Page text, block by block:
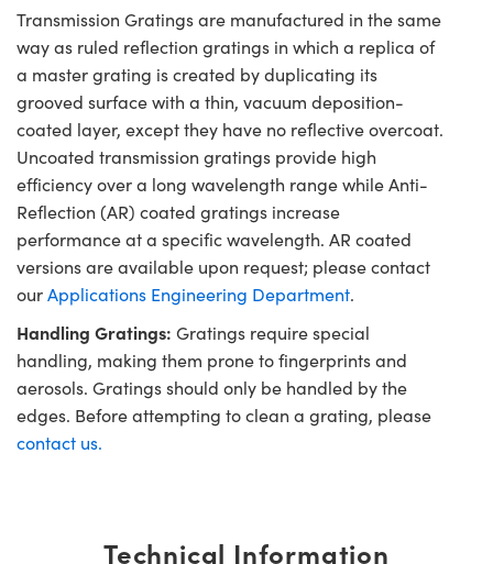
Transmission Gratings are manufactured in the same
way as ruled reflection gratings in which a replica of
a master grating is created by duplicating its
grooved surface with a thin, vacuum deposition-
coated layer, except they have no reflective overcoat.
Uncoated transmission gratings provide high
efficiency over a long wavelength range while Anti-
Reflection (AR) coated gratings increase
performance at a specific wavelength. AR coated
versions are available upon request; please contact
ourApplications Engineering Department.
Handling Gratings: Gratings require special
handling, making them prone to fingerprints and
aerosols. Gratings should only be handled by the
edges. Before attempting to clean a grating, please
contact us.
Technical Information